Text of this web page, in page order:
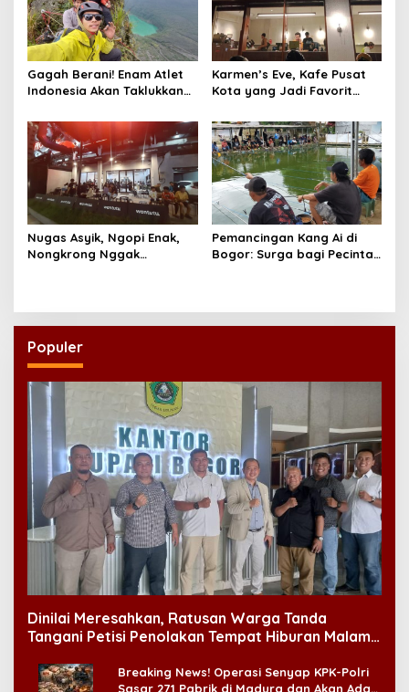
Gagah Berani! Enam Atlet
Indonesia Akan Taklukkan
Paling Ekstrem di Dunia
Karmen’s Eve, Kafe Pusat
Kota yang Jadi Favorit
Nongkrong Anak Muda
Nugas Asyik, Ngopi Enak,
Nongkrong Nggak
Pemancingan Kang Ai di
Bogor: Surga bagi Pecinta
Populer
Dinilai Meresahkan, Ratusan Warga Tanda
Tangani Petisi Penolakan Tempat Hiburan Malam
Breaking News! Operasi Senyap KPK-Polri
Sasar 271 Pabrik di Madura dan Akan Ada